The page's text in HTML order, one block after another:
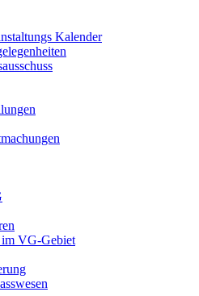
Kalender
im VG-Gebiet